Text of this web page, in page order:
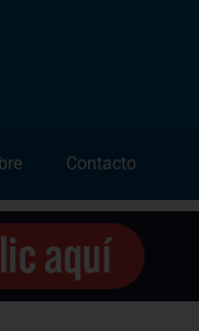
Contacto